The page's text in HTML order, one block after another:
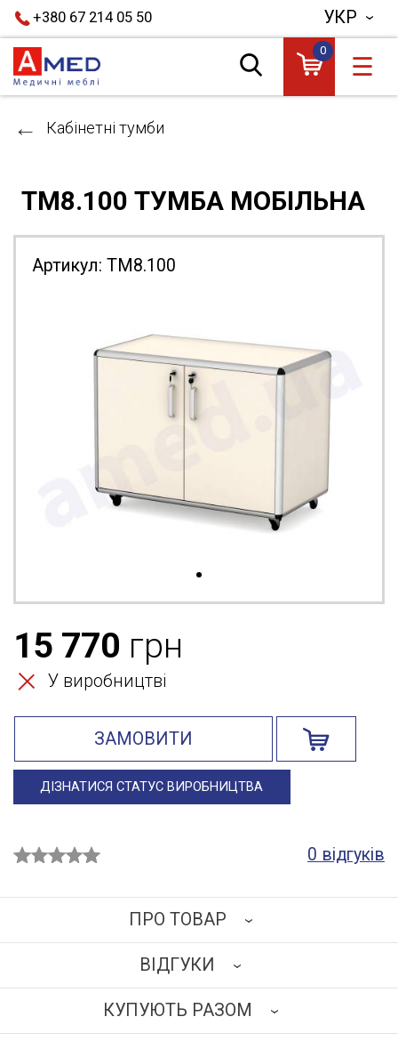
+380 67 214 05 50 УКР
0
☰
Кабінетні тумби
ТМ8.100 ТУМБА МОБІЛЬНА
Артикул: ТМ8.100
15 770 грн
У виробництві
ЗАМОВИТИ
ДІЗНАТИСЯ СТАТУС ВИРОБНИЦТВА
0 відгуків
ПРО ТОВАР
Каркас виготовлений із травмобезпечного
алюмінієвого сплаву перетином 25х25 мм.
Наповнення: ламінована деревинно-стружкова плита
ВІДГУКИ
НАПИСАТИ ВІДГУК
КУПУЮТЬ РАЗОМ